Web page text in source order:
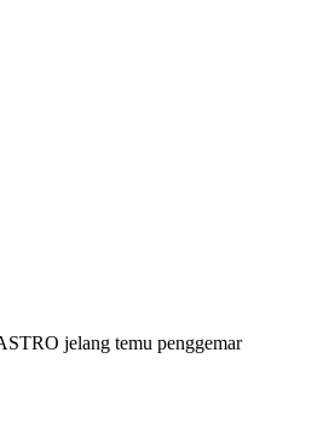
jelang temu penggemar